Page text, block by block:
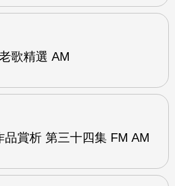
歌精選 AM
品賞析 第三十四集 FM AM